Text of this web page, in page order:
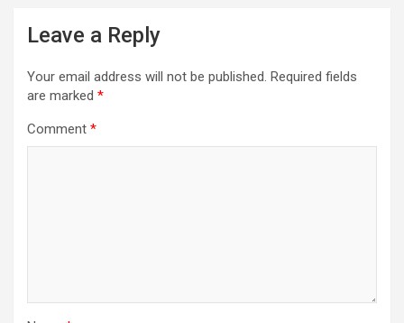
Leave a Reply
Your email address will not be published. Required fields
are marked *
Comment *